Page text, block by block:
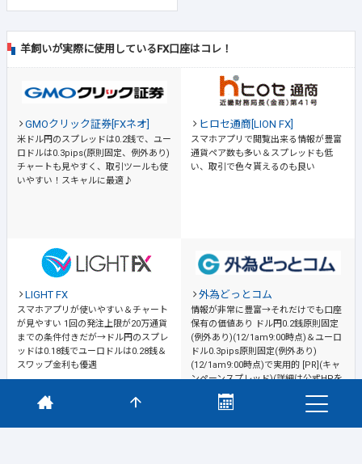
羊飼いが実際に使用しているFX口座はコレ！
GMOクリック証券[FXネオ]
米ドル円のスプレッドは0.2銭で、ユー
ロドルは0.3pips(原則固定、例外あり)
チャートも見やすく、取引ツールも使
いやすい！スキャルに最適♪
ヒロセ通商[LION FX]
スマホアプリで閲覧出来る情報が豊富
通貨ペア数も多い＆スプレッドも低
い、取引で色々貰えるのも良い
LIGHT FX
スマホアプリが使いやすい＆チャート
が見やすい 1回の発注上限が20万通貨
までの条件付きだが→ドル円のスプレ
ッドは0.18銭でユーロドルは0.28銭＆
スワップ金利も優遇
外為どっとコム
情報が非常に豊富→それだけでも口座
保有の価値あり
ドル円0.2銭原則固定
(例外あり)(12/1am9:00時点)＆ユーロ
ドル0.3pips原則固定(例外あり)
(12/1am9:00時点)で実用的 [PR](キャ
ンペーンスプレッド)(詳細は公式HPを
ご確認ください)